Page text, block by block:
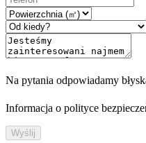
Na pytania odpowiadamy
Informacja o polityce
Wyślij